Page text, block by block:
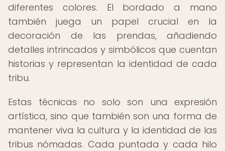
diferentes colores. El bordado a mano
también juega un papel crucial en la
decoración de las prendas, añadiendo
detalles intrincados y simbólicos que cuentan
historias y representan la identidad de cada
tribu.
Estas técnicas no solo son una expresión
artística, sino que también son una forma de
mantener viva la cultura y la identidad de las
tribus nómadas. Cada puntada y cada hilo